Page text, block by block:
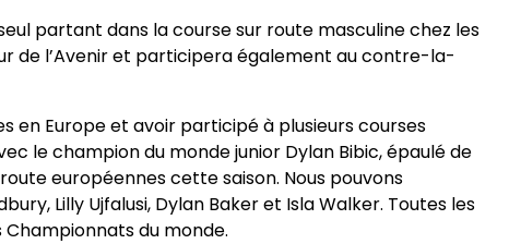
partant dans la course sur route masculine chez les
de l’Avenir et participera également au contre-la-
en Europe et avoir participé à plusieurs courses
le champion du monde junior Dylan Bibic, épaulé de
européennes cette saison. Nous pouvons
Lilly Ujfalusi, Dylan Baker et Isla Walker. Toutes les
du monde.